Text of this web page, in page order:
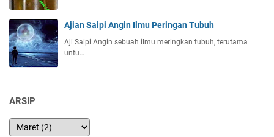
Ajian Saipi Angin Ilmu Peringan Tubuh
Aji Saipi Angin sebuah ilmu meringkan tubuh, terutama
untu…
ARSIP